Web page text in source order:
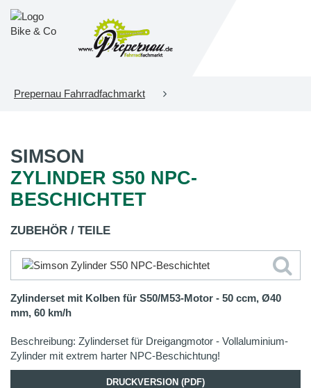
Prepernau Fahrradfachmarkt
SIMSON
ZYLINDER S50 NPC-
BESCHICHTET
ZUBEHÖR / TEILE
Zylinderset mit Kolben für S50/M53-Motor - 50 ccm, Ø40
mm, 60 km/h
Beschreibung: Zylinderset für Dreigangmotor - Vollaluminium-
Zylinder mit extrem harter NPC-Beschichtung!
DRUCKVERSION (PDF)